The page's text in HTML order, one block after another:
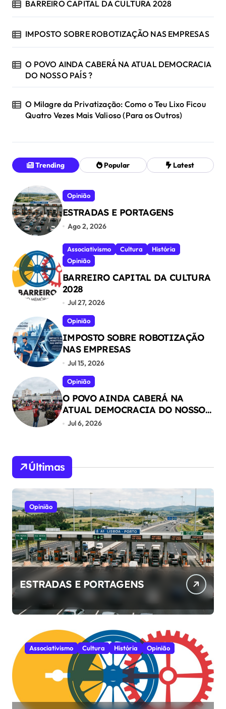
BARREIRO CAPITAL DA CULTURA 2028
IMPOSTO SOBRE ROBOTIZAÇÃO NAS EMPRESAS
O POVO AINDA CABERÁ NA ATUAL DEMOCRACIA
DO NOSSO PAÍS ?
O Milagre da Privatização: Como o Teu Lixo Ficou
Quatro Vezes Mais Valioso (Para os Outros)
Trending Popular Latest
Opinião
ESTRADAS E PORTAGENS
Ago 2, 2026
Associativismo Cultura
História
Opinião
BARREIRO CAPITAL DA CULTURA
2028
Jul 27, 2026
Opinião
IMPOSTO SOBRE ROBOTIZAÇÃO
NAS EMPRESAS
Jul 15, 2026
Opinião
O POVO AINDA CABERÁ NA
ATUAL DEMOCRACIA DO NOSSO
PAÍS ?
Jul 6, 2026
Últimas
Opinião
ESTRADAS E PORTAGENS
Associativismo Cultura História Opinião